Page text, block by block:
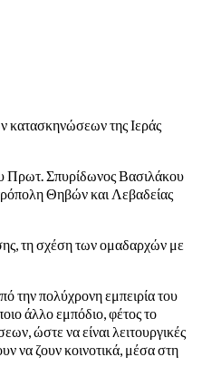
κατασκηνώσεων της Ιεράς
Πρωτ. Σπυρίδωνος Βασιλάκου
Θηβών και Λεβαδείας
τη σχέση των ομαδαρχών με
την πολύχρονη εμπειρία του
άλλο εμπόδιο, φέτος το
ώστε να είναι λειτουργικές
να ζουν κοινοτικά, μέσα στη